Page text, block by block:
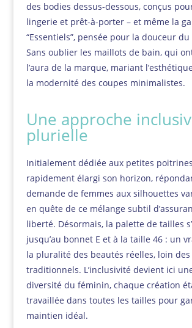
des bodies dessus-dessous, conçus
lingerie et prêt-à-porter – et même la
“Essentiels”, pensée pour la douceur
Sans oublier les maillots de bain, qui
l’aura de la marque, mariant
la modernité des coupes minimalistes.
Une approche
plurielle
Initialement dédiée aux petites
rapidement élargi son horizon,
demande de femmes aux silhouettes
en quête de ce mélange subtil
liberté. Désormais, la palette de tailles
jusqu’au bonnet E et à la taille 46 : un
la pluralité des beautés réelles, loin
traditionnels. L’inclusivité devient ici
diversité du féminin, chaque création
travaillée dans toutes les tailles pour
maintien idéal.